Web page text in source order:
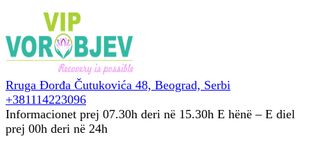
Rruga Đorđa Čutukovića 48, Beograd, Serbi
+381114223096
Informacionet prej 07.30h deri në 15.30h E hënë – E diel
prej 00h deri në 24h